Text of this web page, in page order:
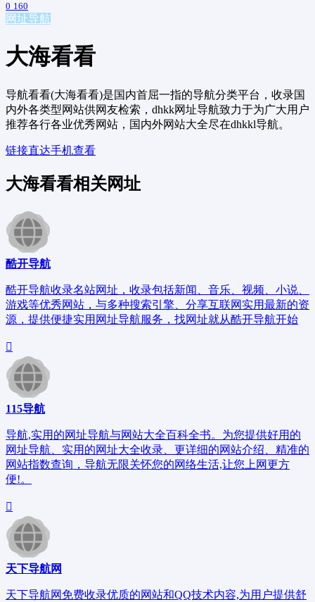
0 160
网址导航
大海看看
导航看看(大海看看)是国内首屈一指的导航分类平台，收录国
内外各类型网站供网友检索，dhkk网址导航致力于为广大用户
推荐各行各业优秀网站，国内外网站大全尽在dhkkl导航。
链接直达手机查看
大海看看相关网址
酷开导航
酷开导航收录名站网址，收录包括新闻、音乐、视频、小说、
游戏等优秀网站，与多种搜索引擎、分享互联网实用最新的资
源，提供便捷实用网址导航服务，找网址就从酷开导航开始
115导航
导航,实用的网址导航与网站大全百科全书。为您提供好用的
网址导航、实用的网址大全收录、更详细的网站介绍、精准的
网站指数查询，导航无限关怀您的网络生活,让您上网更方
便!。
天下导航网
天下导航网免费收录优质的网站和QQ技术内容,为用户提供舒